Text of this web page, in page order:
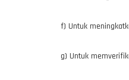
f) Untuk
g) Untuk